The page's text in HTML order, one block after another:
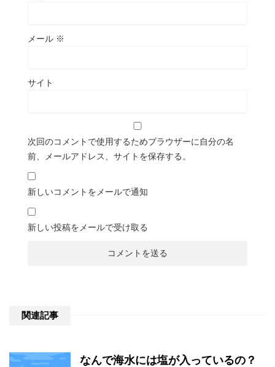
メール ※
サイト
次回のコメントで使用するためブラウザーに自分の名
前、メールアドレス、サイトを保存する。
新しいコメントをメールで通知
新しい投稿をメールで受け取る
関連記事
なんで海水には塩が入っているの？